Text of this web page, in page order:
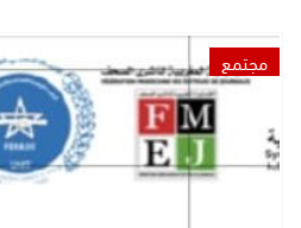
مجتمع